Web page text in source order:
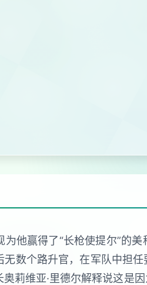
他赢得了“长枪使提尔”的
无数个路升官，在军队中担
莉维亚·里德尔解释说这是